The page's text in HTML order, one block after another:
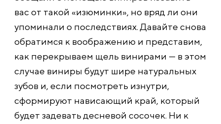
вас от такой «изюминки», но вряд ли они
упоминали о последствиях. Давайте снова
обратимся к воображению и представим,
как перекрываем щель винирами — в этом
случае виниры будут шире натуральных
зубов и, если посмотреть изнутри,
сформируют нависающий край, который
будет задевать десневой сосочек. Ни к